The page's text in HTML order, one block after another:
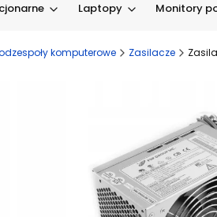
Laptopy Monitory
komputerowe Zasilacze